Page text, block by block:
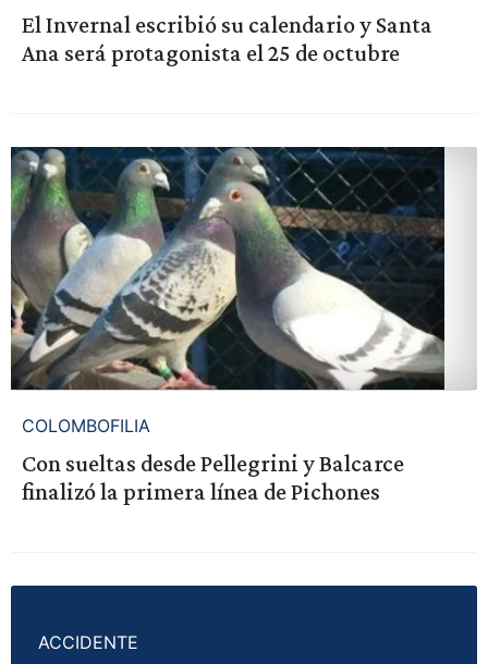
El Invernal escribió su calendario y Santa
Ana será protagonista el 25 de octubre
COLOMBOFILIA
Con sueltas desde Pellegrini y Balcarce
finalizó la primera línea de Pichones
ACCIDENTE